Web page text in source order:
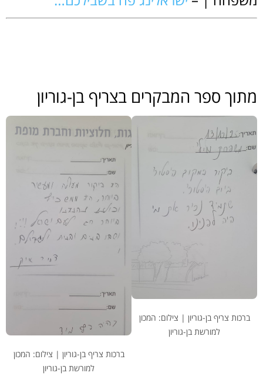
מתוך ספר המבקרים בצריף בן-גוריון
ברכות צריף בן-גוריון | צילום: המכון
למורשת בן-גוריון
ברכות צריף בן-גוריון | צילום: המכון
למורשת בן-גוריון